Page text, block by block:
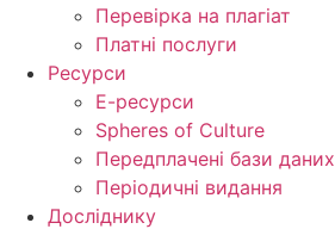
Перевірка на плагіат
Платні послуги
Ресурси
Е-ресурси
Spheres of Culture
Передплачені бази даних
Періодичні видання
Досліднику